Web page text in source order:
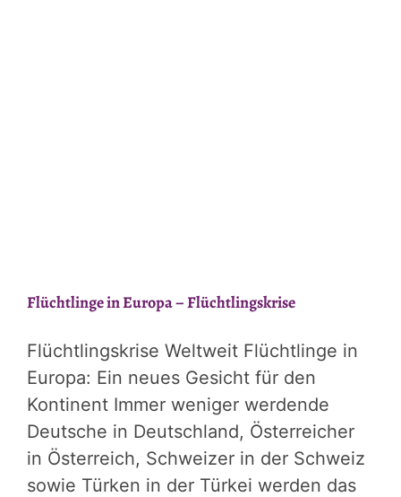
Flüchtlinge in Europa – Flüchtlingskrise
Flüchtlingskrise Weltweit Flüchtlinge in
Europa: Ein neues Gesicht für den
Kontinent Immer weniger werdende
Deutsche in Deutschland, Österreicher
in Österreich, Schweizer in der Schweiz
sowie Türken in der Türkei werden das